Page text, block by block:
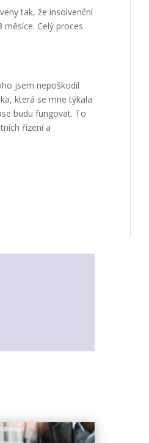
tak, že insolvenční
Celý proces
jsem nepoškodil
která se mne týkala
budu fungovat. To
řízení a